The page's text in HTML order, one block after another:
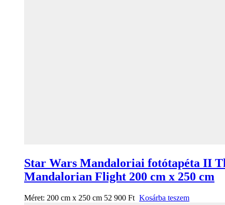
Star Wars Mandaloriai fotótapéta II
Mandalorian Flight 200 cm x 250 cm
Méret: 200 cm x 250 cm 52 900 Ft Kosárba teszem